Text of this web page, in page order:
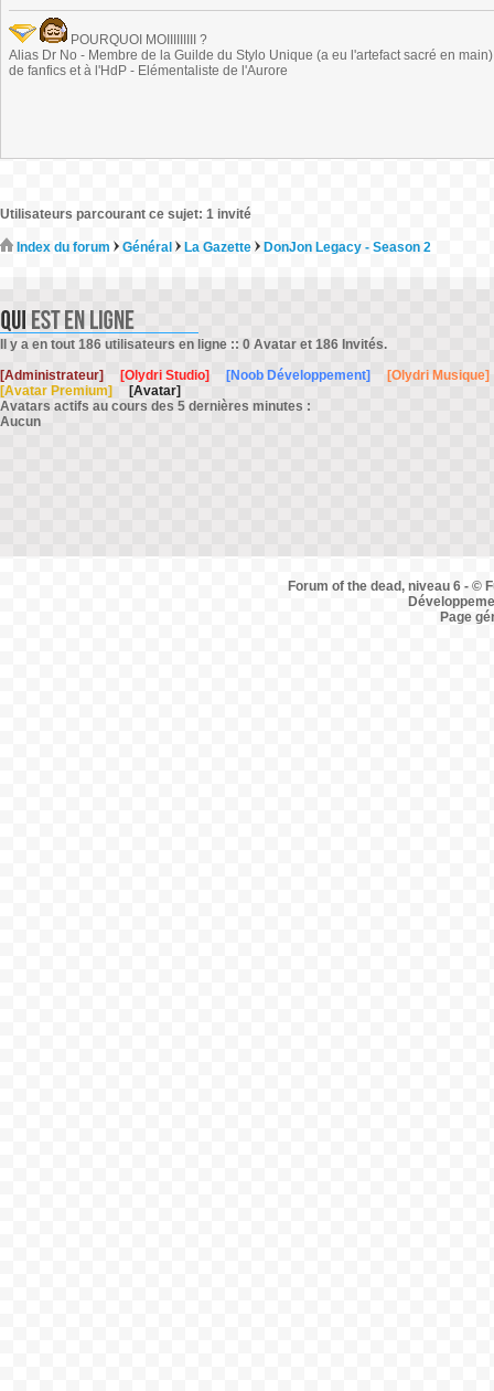
POURQUOI MOIIIIIIIII ?
Alias Dr No - Membre de la Guilde du Stylo Unique (a eu l'artefact sacré en
de fanfics et à l'HdP - Elémentaliste de l'Aurore
Utilisateurs parcourant ce sujet: 1 invité
Index du forum Général La Gazette DonJon Legacy - Season 2
Il y a en tout 186 utilisateurs en ligne :: 0 Avatar et 186 Invités.
[Administrateur]
[Olydri Studio] [Noob Développement]
[Olydri Musique]
[Avatar Premium]
[Avatar]
Avatars actifs au cours des 5 dernières minutes :
Aucun
Forum of the dead, niveau 6 - ©
Page